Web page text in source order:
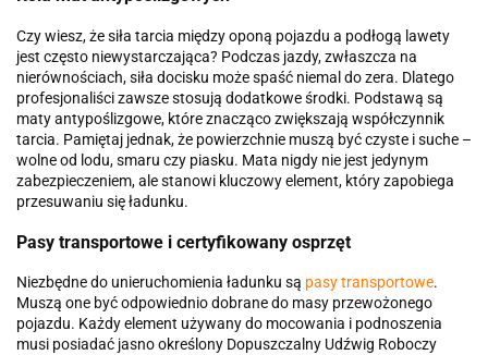
Czy wiesz, że siła tarcia między oponą pojazdu a podłogą lawety
jest często niewystarczająca? Podczas jazdy, zwłaszcza na
nierównościach, siła docisku może spaść niemal do zera. Dlatego
profesjonaliści zawsze stosują dodatkowe środki. Podstawą są
maty antypoślizgowe, które znacząco zwiększają współczynnik
tarcia. Pamiętaj jednak, że powierzchnie muszą być czyste i suche –
wolne od lodu, smaru czy piasku. Mata nigdy nie jest jedynym
zabezpieczeniem, ale stanowi kluczowy element, który zapobiega
przesuwaniu się ładunku.
Pasy transportowe i certyfikowany osprzęt
Niezbędne do unieruchomienia ładunku są pasy transportowe.
Muszą one być odpowiednio dobrane do masy przewożonego
pojazdu. Każdy element używany do mocowania i podnoszenia
musi posiadać jasno określony Dopuszczalny Udźwig Roboczy